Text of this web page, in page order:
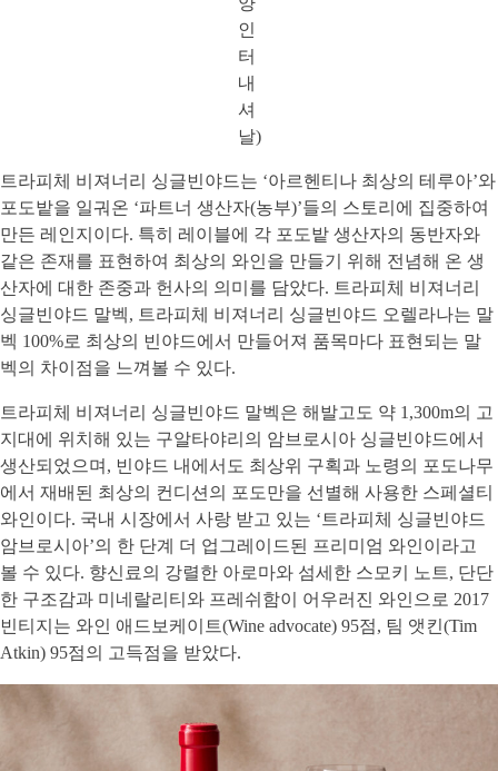
인
터
내
셔
날)
트라피체 비져너리 싱글빈야드는 ‘아르헨티나 최상의 테루아’와
포도밭을 일궈온 ‘파트너 생산자(농부)’들의 스토리에 집중하여
만든 레인지이다. 특히 레이블에 각 포도밭 생산자의 동반자와
같은 존재를 표현하여 최상의 와인을 만들기 위해 전념해 온 생
산자에 대한 존중과 헌사의 의미를 담았다. 트라피체 비져너리
싱글빈야드 말벡, 트라피체 비져너리 싱글빈야드 오렐라나는 말
벡 100%로 최상의 빈야드에서 만들어져 품목마다 표현되는 말
벡의 차이점을 느껴볼 수 있다.
트라피체 비져너리 싱글빈야드 말벡은 해발고도 약 1,300m의 고
지대에 위치해 있는 구알타야리의 암브로시아 싱글빈야드에서
생산되었으며, 빈야드 내에서도 최상위 구획과 노령의 포도나무
에서 재배된 최상의 컨디션의 포도만을 선별해 사용한 스페셜티
와인이다. 국내 시장에서 사랑 받고 있는 ‘트라피체 싱글빈야드
암브로시아’의 한 단계 더 업그레이드된 프리미엄 와인이라고
볼 수 있다. 향신료의 강렬한 아로마와 섬세한 스모키 노트, 단단
한 구조감과 미네랄리티와 프레쉬함이 어우러진 와인으로 2017
빈티지는 와인 애드보케이트(Wine advocate) 95점, 팀 앳킨(Tim
Atkin) 95점의 고득점을 받았다.